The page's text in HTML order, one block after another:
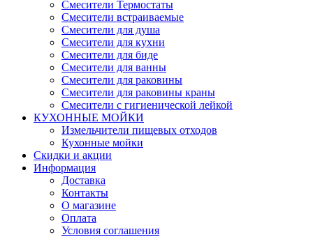
Смесители Термостаты
Смесители встраиваемые
Смесители для душа
Смесители для кухни
Смесители для биде
Смесители для ванны
Смесители для раковины
Смесители для раковины краны
Смесители с гигиенической лейкой
КУХОННЫЕ МОЙКИ
Измельчители пищевых отходов
Кухонные мойки
Скидки и акции
Информация
Доставка
Контакты
О магазине
Оплата
Условия соглашения